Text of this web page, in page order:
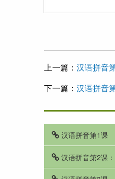
上一篇： 汉语拼音
下一篇： 汉语拼音
汉语拼音第1课
汉语拼音第2课